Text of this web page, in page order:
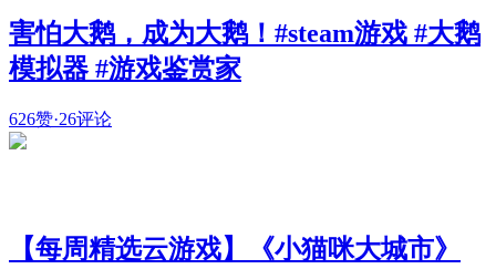
害怕大鹅，成为大鹅！#steam游戏 #大鹅
模拟器 #游戏鉴赏家
626赞·26评论
【每周精选云游戏】《小猫咪大城市》